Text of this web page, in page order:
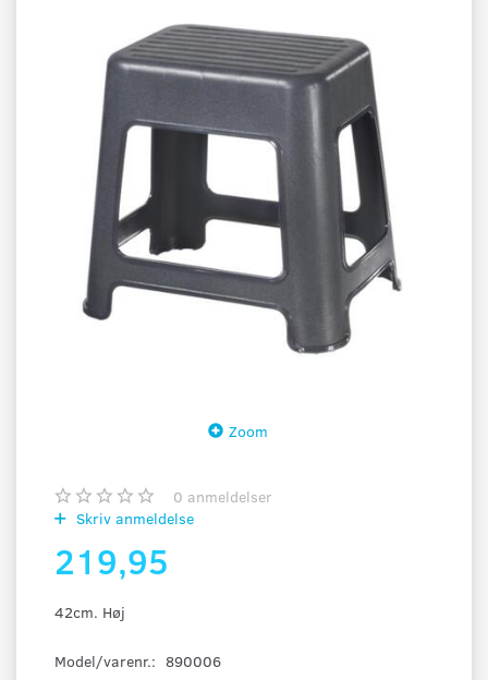
Zoom
0 anmeldelser
Skriv anmeldelse
219,95
42cm. Høj
Model/varenr.: 890006